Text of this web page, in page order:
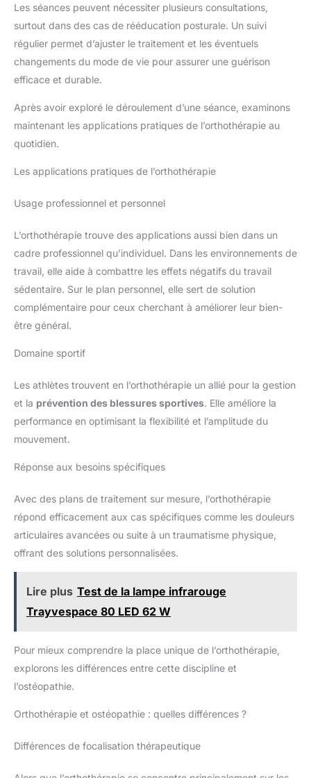
Les séances peuvent nécessiter plusieurs consultations,
surtout dans des cas de rééducation posturale. Un suivi
régulier permet d’ajuster le traitement et les éventuels
changements du mode de vie pour assurer une guérison
efficace et durable.
Après avoir exploré le déroulement d’une séance, examinons
maintenant les applications pratiques de l’orthothérapie au
quotidien.
Les applications pratiques de l’orthothérapie
Usage professionnel et personnel
L’orthothérapie trouve des applications aussi bien dans un
cadre professionnel qu’individuel. Dans les environnements de
travail, elle aide à combattre les effets négatifs du travail
sédentaire. Sur le plan personnel, elle sert de solution
complémentaire pour ceux cherchant à améliorer leur bien-
être général.
Domaine sportif
Les athlètes trouvent en l’orthothérapie un allié pour la gestion
et la prévention des blessures sportives. Elle améliore la
performance en optimisant la flexibilité et l’amplitude du
mouvement.
Réponse aux besoins spécifiques
Avec des plans de traitement sur mesure, l’orthothérapie
répond efficacement aux cas spécifiques comme les douleurs
articulaires avancées ou suite à un traumatisme physique,
offrant des solutions personnalisées.
Lire plus Test de la lampe infrarouge
Trayvespace 80 LED 62 W
Pour mieux comprendre la place unique de l’orthothérapie,
explorons les différences entre cette discipline et
l’ostéopathie.
Orthothérapie et ostéopathie : quelles différences ?
Différences de focalisation thérapeutique